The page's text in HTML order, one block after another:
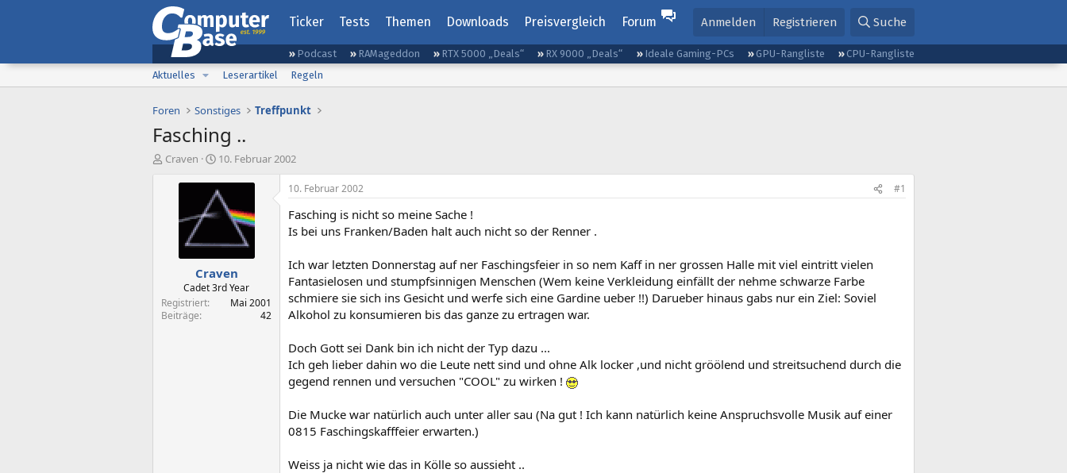
Ticker Tests Themen Downloads Preisvergleich Forum Anmelden Registrieren Suche
Podcast RAMageddon RTX 5000 „Deals“ RX 9000 „Deals“ Ideale Gaming-PCs GPU-Rangliste
CPU-Rangliste
Aktuelles
Leserartikel Regeln
Foren Sonstiges Treffpunkt
Fasching ..
E
Craven
E
s
t
e
l
t
a
m
10. Februar 2002
Craven
Cadet 3rd Year
Registriert
Mai 2001
Beiträge
42
10. Februar 2002 #1
Fasching is nicht so meine Sache !
Is bei uns Franken/Baden halt auch nicht so der Renner .
Ich war letzten Donnerstag auf ner Faschingsfeier in so nem Kaff in ner grossen Halle mit viel eintritt vielen
Fantasielosen und stumpfsinnigen Menschen (Wem keine Verkleidung einfällt der nehme schwarze Farbe
schmiere sie sich ins Gesicht und werfe sich eine Gardine ueber !!) Darueber hinaus gabs nur ein Ziel: Soviel
Alkohol zu konsumieren bis das ganze zu ertragen war.
Doch Gott sei Dank bin ich nicht der Typ dazu ...
Ich geh lieber dahin wo die Leute nett sind und ohne Alk locker ,und nicht gröölend und streitsuchend durch die
gegend rennen und versuchen "COOL" zu wirken !
Die Mucke war natürlich auch unter aller sau (Na gut ! Ich kann natürlich keine Anspruchsvolle Musik auf einer
0815 Faschingskafffeier erwarten.)
Weiss ja nicht wie das in Kölle so aussieht ..